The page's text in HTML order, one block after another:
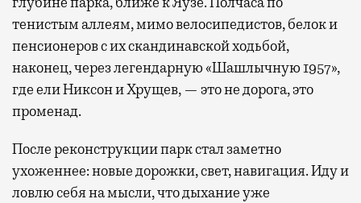
тенистым аллеям, мимо велосипедистов, белок и
пенсионеров с их скандинавской ходьбой,
наконец, через легендарную «Шашлычную 1957»,
где ели Никсон и Хрущев, — это не дорога, это
променад.
После реконструкции парк стал заметно
ухоженнее: новые дорожки, свет, навигация. Иду и
ловлю себя на мысли, что дыхание уже